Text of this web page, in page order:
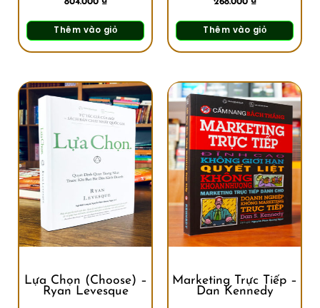
Thêm vào giỏ Thêm vào giỏ
Lựa Chọn (Choose) –
Ryan Levesque
Marketing Trực Tiếp –
Dan Kennedy